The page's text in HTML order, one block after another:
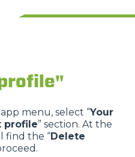
menu, select “Your
profile” section. At the
find the “Delete